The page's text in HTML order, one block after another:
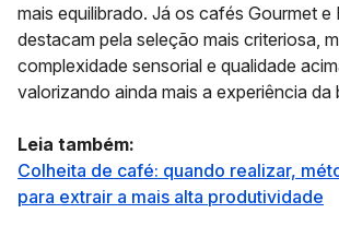
mais equilibrado. Já os cafés Gourmet e
destacam pela seleção mais criteriosa,
complexidade sensorial e qualidade
valorizando ainda mais a experiência da
Leia também:
Colheita de café: quando realizar,
para extrair a mais alta produtividade